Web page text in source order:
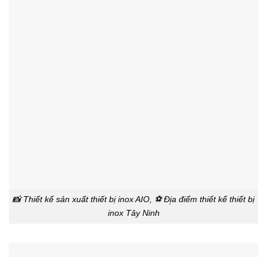
📸 Thiết kế sản xuất thiết bị inox AIO, ⚽ Đị̣a điểm thiết kế thiết bị
inox Tây Ninh